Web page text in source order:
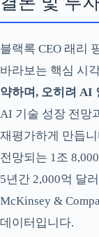
블랙록 CEO 래리
바라보는 핵심 시
약하며, 오히려 AI
AI 기술 성장 전망
재평가하게 만듭
전망되는 1조
5년간 2,000억 달
McKinsey &
데이터입니다.